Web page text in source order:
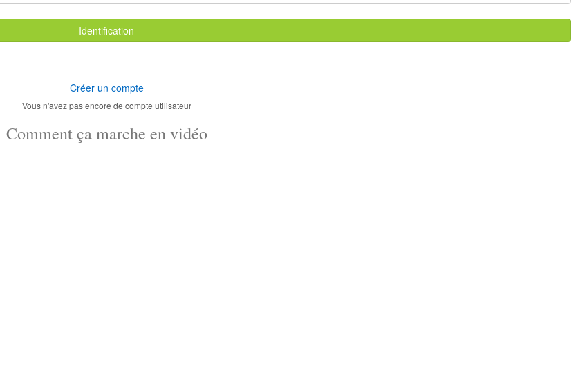
Identification
Créer un compte
Vous n'avez pas encore de compte utilisateur
Comment ça marche en vidéo